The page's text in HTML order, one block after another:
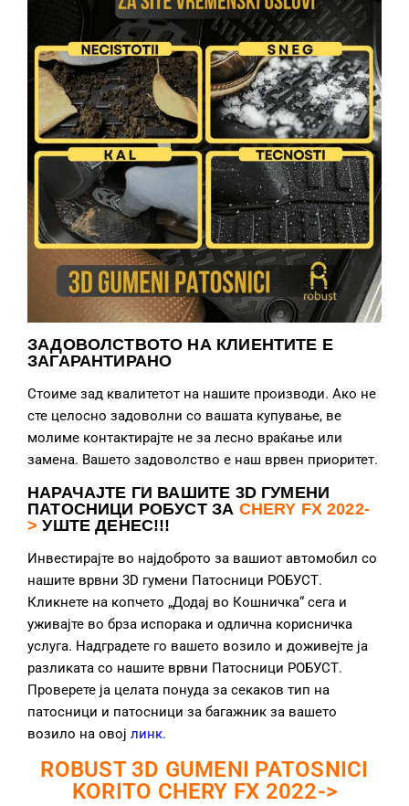
ЗАДОВОЛСТВОТО НА КЛИЕНТИТЕ Е
ЗАГАРАНТИРАНО
Стоиме зад квалитетот на нашите производи. Ако не
сте целосно задоволни со вашата купување, ве
молиме контактирајте не за лесно враќање или
замена. Вашето задоволство е наш врвен приоритет.
НАРАЧАЈТЕ ГИ ВАШИТЕ 3D ГУМЕНИ
ПАТОСНИЦИ РОБУСТ ЗА CHERY FX 2022-
> УШТЕ ДЕНЕС!!!
Инвестирајте во најдоброто за вашиот автомобил со
нашите врвни 3D гумени Патосници РОБУСТ.
Кликнете на копчето „Додај во Кошничка“ сега и
уживајте во брза испорака и одлична корисничка
услуга. Надградете го вашето возило и доживејте ја
разликата со нашите врвни Патосници РОБУСТ.
Проверете ја целата понуда за секаков тип на
патосници и патосници за багажник за вашето
возило на овој линк.
ROBUST 3D GUMENI PATOSNICI
KORITO CHERY FX 2022->